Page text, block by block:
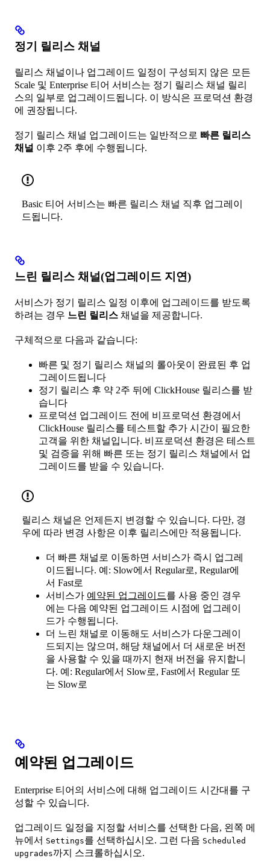
정기 릴리스 채널
릴리스 채널이나 업그레이드 일정이 구성되지 않은 모든
Scale 및 Enterprise 티어 서비스는 정기 릴리스 채널 릴리
스의 일부로 업그레이드됩니다. 이 방식은 프로덕션 환경
에 권장됩니다.
정기 릴리스 채널 업그레이드는 일반적으로 빠른 릴리스
채널 이후 2주 후에 수행됩니다.
Basic 티어 서비스는 빠른 릴리스 채널 직후 업그레이
드됩니다.
느린 릴리스 채널(업그레이드 지연)
서비스가 정기 릴리스 일정 이후에 업그레이드를 받도록
하려는 경우 느린 릴리스 채널을 제공합니다.
구체적으로 다음과 같습니다:
빠른 및 정기 릴리스 채널의 롤아웃이 완료된 후 업
그레이드됩니다
정기 릴리스 후 약 2주 뒤에 ClickHouse 릴리스를 받
습니다
프로덕션 업그레이드 전에 비프로덕션 환경에서
ClickHouse 릴리스를 테스트할 추가 시간이 필요한
고객을 위한 채널입니다. 비프로덕션 환경은 테스트
및 검증을 위해 빠른 또는 정기 릴리스 채널에서 업
그레이드를 받을 수 있습니다.
릴리스 채널은 언제든지 변경할 수 있습니다. 다만, 경
우에 따라 변경 사항은 이후 릴리스에만 적용됩니다.
더 빠른 채널로 이동하면 서비스가 즉시 업그레
이드됩니다. 예: Slow에서 Regular로, Regular에
서 Fast로
서비스가 예약된 업그레이드를 사용 중인 경우
에는 다음 예약된 업그레이드 시점에 업그레이
드가 수행됩니다.
더 느린 채널로 이동해도 서비스가 다운그레이
드되지는 않으며, 해당 채널에서 더 새로운 버전
을 사용할 수 있을 때까지 현재 버전을 유지합니
다. 예: Regular에서 Slow로, Fast에서 Regular 또
는 Slow로
예약된 업그레이드
Enterprise 티어의 서비스에 대해 업그레이드 시간대를 구
성할 수 있습니다.
업그레이드 일정을 지정할 서비스를 선택한 다음, 왼쪽 메
뉴에서 Settings를 선택하십시오. 그런 다음 Scheduled
upgrades까지 스크롤하십시오.